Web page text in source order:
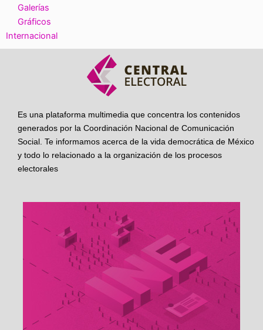
Galerías
Gráficos
Internacional
Es una plataforma multimedia que concentra los contenidos
generados por la Coordinación Nacional de Comunicación
Social. Te informamos acerca de la vida democrática de México
y todo lo relacionado a la organización de los procesos
electorales